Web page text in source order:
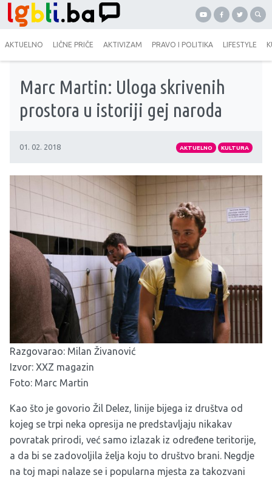
AKTUELNO LIČNE PRIČE AKTIVIZAM PRAVO I POLITIKA LIFESTYLE
Marc Martin: Uloga skrivenih
prostora u istoriji gej naroda
01. 02. 2018 AKTUELNO KULTURA
Razgovarao: Milan Živanović
Izvor: XXZ magazin
Foto: Marc Martin
Kao što je govorio Žil Delez, linije bijega iz društva od
kojeg se trpi neka opresija ne predstavljaju nikakav
povratak prirodi, već samo izlazak iz određene teritorije,
a da bi se zadovoljila želja koju to društvo brani. Negdje
na toj mapi nalaze se i popularna mjesta za takozvani